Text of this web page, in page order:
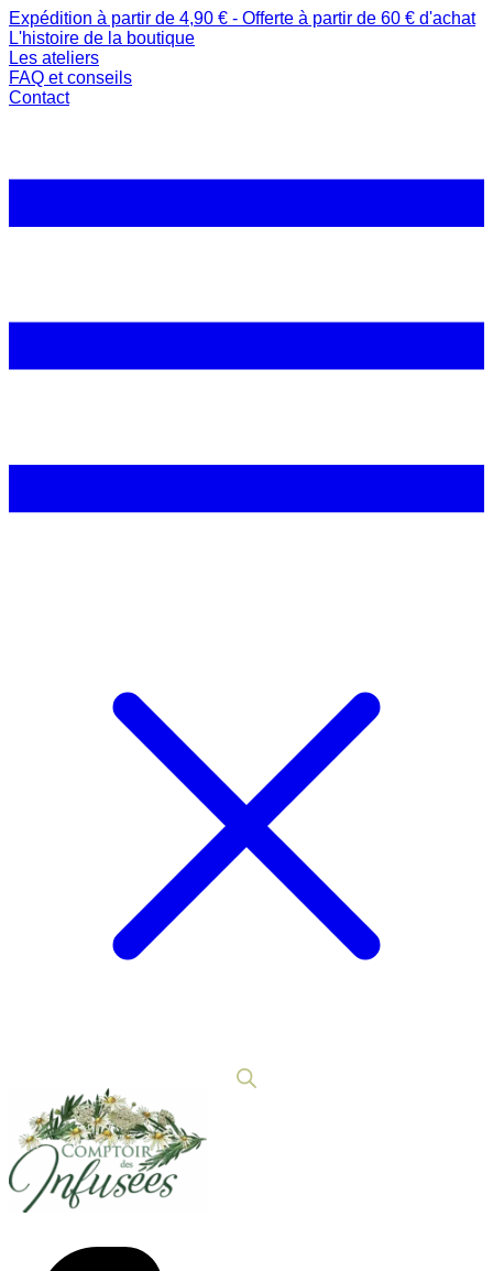
Expédition à partir de 4,90 € - Offerte à partir de 60 € d'achat
L'histoire de la boutique
Les ateliers
FAQ et conseils
Contact